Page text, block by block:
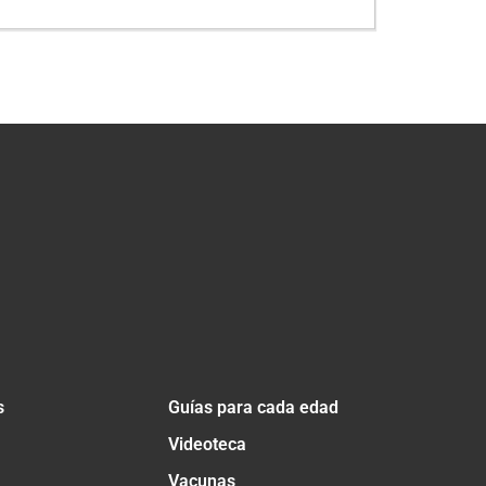
Guías para cada edad
Videoteca
Vacunas